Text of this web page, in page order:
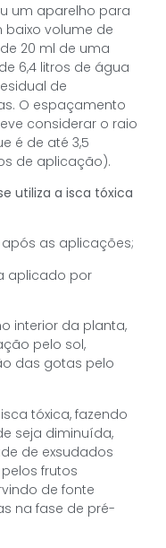
um aparelho para
volume de
20 ml de uma
6,4 litros de água
de
O espaçamento
considerar o raio
é de até 3,5
de aplicação).
utiliza a isca tóxica
as aplicações;
aplicado por
interior da planta,
pelo sol,
das gotas pelo
tóxica, fazendo
seja diminuída,
de exsudados
frutos
de fonte
na fase de pré-